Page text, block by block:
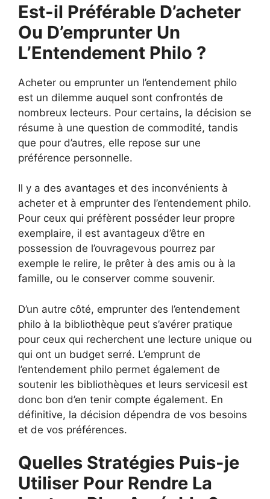
Est-il Préférable D’acheter
Ou D’emprunter Un
L’Entendement Philo ?
Acheter ou emprunter un l’entendement philo
est un dilemme auquel sont confrontés de
nombreux lecteurs. Pour certains, la décision se
résume à une question de commodité, tandis
que pour d’autres, elle repose sur une
préférence personnelle.
Il y a des avantages et des inconvénients à
acheter et à emprunter des l’entendement philo.
Pour ceux qui préfèrent posséder leur propre
exemplaire, il est avantageux d’être en
possession de l’ouvragevous pourrez par
exemple le relire, le prêter à des amis ou à la
famille, ou le conserver comme souvenir.
D’un autre côté, emprunter des l’entendement
philo à la bibliothèque peut s’avérer pratique
pour ceux qui recherchent une lecture unique ou
qui ont un budget serré. L’emprunt de
l’entendement philo permet également de
soutenir les bibliothèques et leurs servicesil est
donc bon d’en tenir compte également. En
définitive, la décision dépendra de vos besoins
et de vos préférences.
Quelles Stratégies Puis-je
Utiliser Pour Rendre La